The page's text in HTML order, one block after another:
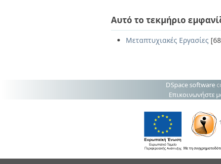
Αυτό το τεκμήριο
Μεταπτυχιακές Εργασίες
DSpace software
Επικοινωνήστε